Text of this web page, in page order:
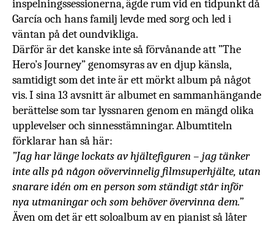
inspelningssessionerna, ägde rum vid en tidpunkt då
García och hans familj levde med sorg och led i
väntan på det oundvikliga.
Därför är det kanske inte så förvånande att ”The
Hero’s Journey” genomsyras av en djup känsla,
samtidigt som det inte är ett mörkt album på något
vis. I sina 13 avsnitt är albumet en sammanhängande
berättelse som tar lyssnaren genom en mängd olika
upplevelser och sinnesstämningar. Albumtiteln
förklarar han så här:
”Jag har länge lockats av hjältefiguren – jag tänker
inte alls på någon oövervinnelig filmsuperhjälte, utan
snarare idén om en person som ständigt står inför
nya utmaningar och som behöver övervinna dem.”
Även om det är ett soloalbum av en pianist så låter